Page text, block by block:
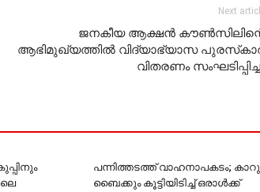
Next
ജനകീയ ആക്ഷന്‍
ആഭിമുഖ്യത്തില്‍ വിദ്യാഭ്യാസ
വിതരണം
പന്നിത്തടത്ത് വാഹനാപകടം;
ബൈക്കും കൂട്ടിയിടിച്ച് ഒരാള്‍ക്ക്